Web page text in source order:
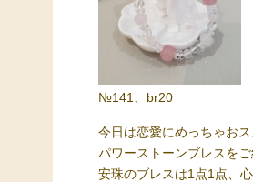
№141、br20
今日は恋愛にめっちゃお
パワーストーンブレスをご
安珠のブレスは1点1点、